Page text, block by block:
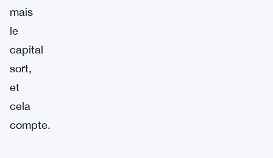
mais
le
capital
sort,
et
cela
compte.